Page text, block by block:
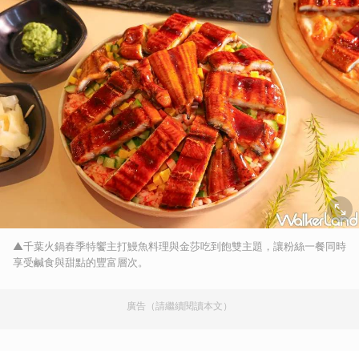
▲千葉火鍋春季特饗主打鰻魚料理與金莎吃到飽雙主題，讓粉絲一餐同時
享受鹹食與甜點的豐富層次。
廣告（請繼續閱讀本文）